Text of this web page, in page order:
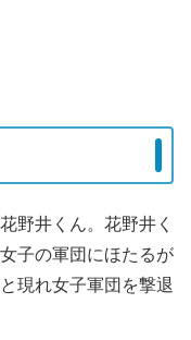
野井くん。花野井く
子の軍団にほたるが
現れ女子軍団を撃退